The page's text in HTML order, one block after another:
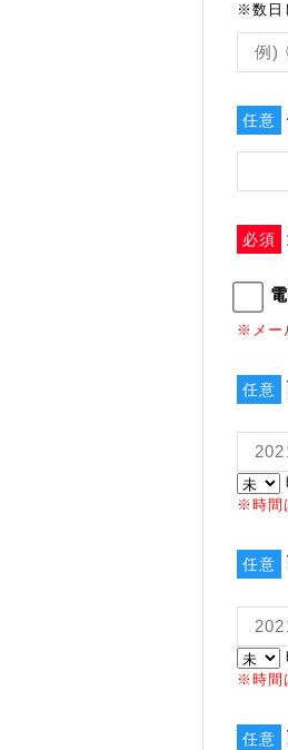
※数日
任意
必須
※メー
任意
※時間
任意
※時間
任意